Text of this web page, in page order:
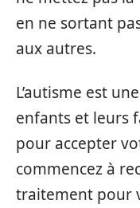
en ne sortant
aux autres.
L’autisme est
enfants et leurs
pour accepter
commencez à
traitement pour